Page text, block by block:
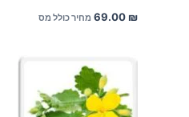
69.00 ₪ מחיר כולל מס